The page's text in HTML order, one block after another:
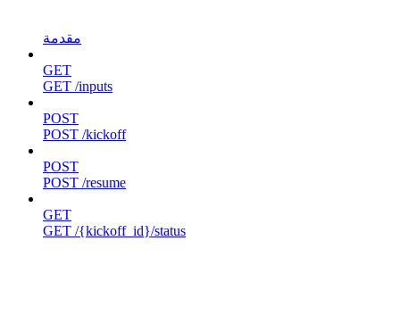
مقدمة
GET
GET /inputs
POST
POST /kickoff
POST
POST /resume
GET
GET /{kickoff_id}/status